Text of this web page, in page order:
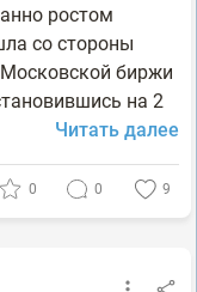
ростом
со стороны
Московской биржи
на 2
Читать далее
0 0 9